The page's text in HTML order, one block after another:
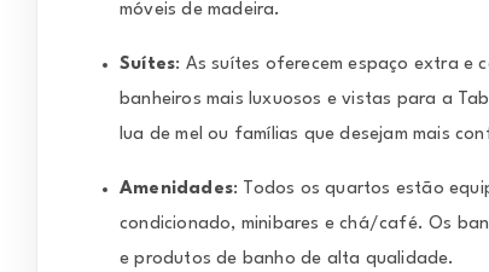
móveis de madeira.
Suítes: As suítes oferecem espaço extra e
banheiros mais luxuosos e vistas para a
lua de mel ou famílias que desejam mais
Amenidades: Todos os quartos estão
condicionado, minibares e chá/café. Os
e produtos de banho de alta qualidade.